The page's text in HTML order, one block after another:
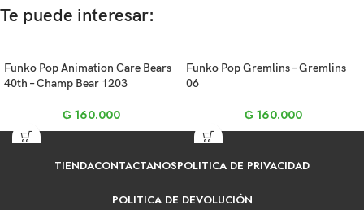
Te puede interesar:
Funko Pop Animation Care Bears
40th – Champ Bear 1203
₲ 160.000
Funko Pop Gremlins – Gremlins
06
₲ 160.000
TIENDACONTACTANOSPOLITICA DE PRIVACIDAD
POLITICA DE DEVOLUCIÓN